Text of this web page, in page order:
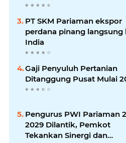
PT SKM Pariaman ekspor
perdana pinang langsung
India
Gaji Penyuluh Pertanian
Ditanggung Pusat Mulai
Pengurus PWI Pariaman
2029 Dilantik, Pemkot
Tekankan Sinergi dan